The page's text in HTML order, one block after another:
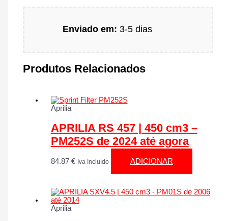
Enviado em: 3-5 dias
Produtos Relacionados
Aprilia
APRILIA RS 457 | 450 cm3 –
PM252S de 2024 até agora
84.87 € Iva Incluído ADICIONAR
Aprilia